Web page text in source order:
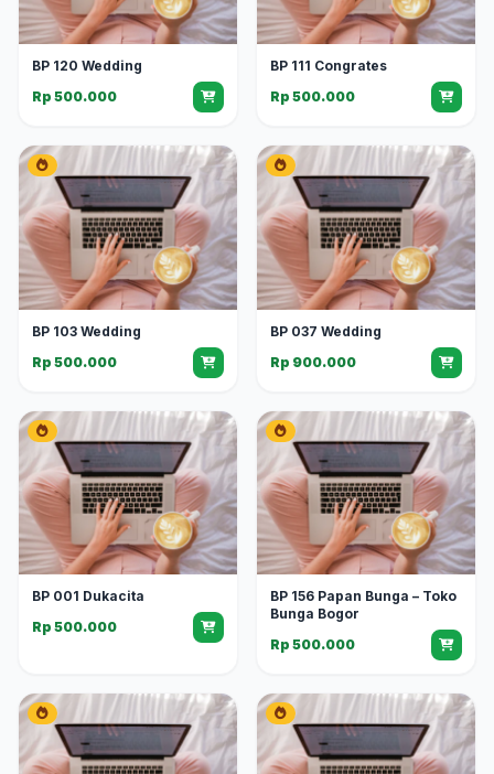
BP 120 Wedding
Rp 500.000
BP 111 Congrates
Rp 500.000
BP 103 Wedding
Rp 500.000
BP 037 Wedding
Rp 900.000
BP 001 Dukacita
Rp 500.000
BP 156 Papan Bunga – Toko
Bunga Bogor
Rp 500.000